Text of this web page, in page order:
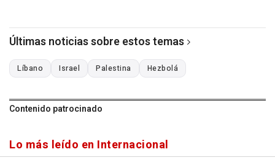
Últimas noticias sobre estos temas
Líbano Israel Palestina Hezbolá
Contenido patrocinado
Lo más leído en Internacional